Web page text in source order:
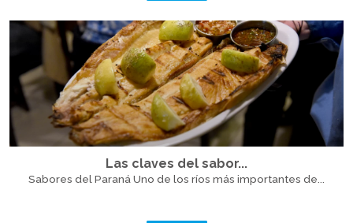
Las claves del sabor...
Sabores del Paraná Uno de los ríos más importantes de...